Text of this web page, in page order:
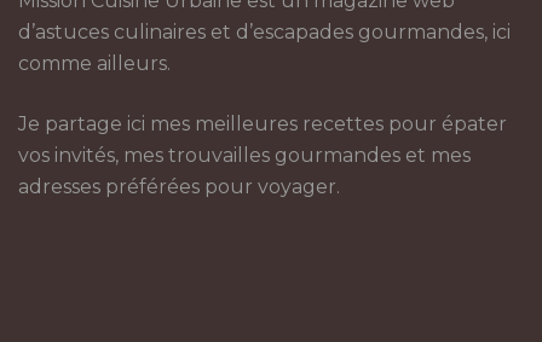
d’astuces culinaires et d’escapades gourmandes, ici
comme ailleurs.
Je partage ici mes meilleures recettes pour épater
vos invités, mes trouvailles gourmandes et mes
adresses préférées pour voyager.